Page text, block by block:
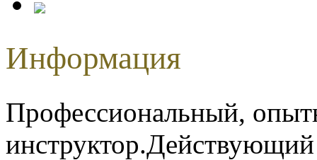
Информация
Профессиональный,